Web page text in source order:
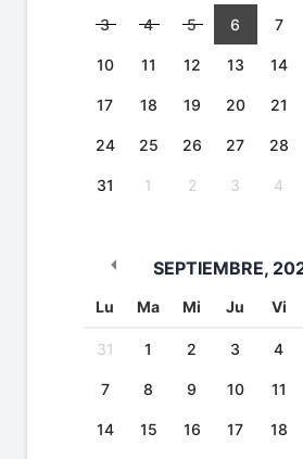
3 4 5 6 7
10 11 12 13 14
17 18 19 20 21
24 25 26 27 28
31 1 2 3 4
SEPTIEMBRE,
Lu Ma Mi Ju Vi
31 1 2 3 4
7 8 9 10 11
14 15 16 17 18